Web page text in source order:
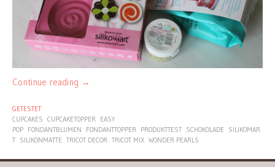
Continue reading →
GETESTET
CUPCAKES CUPCAKETOPPER EASY
POP FONDANTBLUMEN FONDANTTOPPER PRODUKTTEST SCHOKOLADE
SILIKOMAR
T SILIKONMATTE TRICOT DECOR TRICOT MIX WONDER PEARLS